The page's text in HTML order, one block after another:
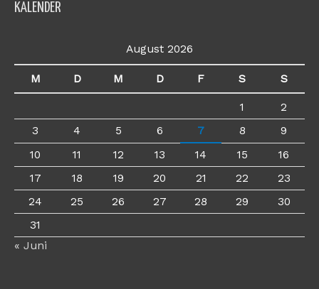
KALENDER
August 2026
M D M D F S S
1
2
3
4 5 6 7 8
9
10
11 12 13 14 15
16
17
18 19 20 21 22
23
24
25 26 27 28 29
30
31
« Juni